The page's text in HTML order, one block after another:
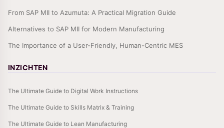
From SAP MII to Azumuta: A Practical Migration Guide
Alternatives to SAP MII for Modern Manufacturing
The Importance of a User-Friendly, Human-Centric MES
INZICHTEN
The Ultimate Guide to Digital Work Instructions
The Ultimate Guide to Skills Matrix & Training
The Ultimate Guide to Lean Manufacturing